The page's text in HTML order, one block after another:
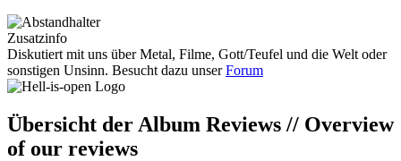
Zusatzinfo
Diskutiert mit uns über Metal, Filme, Gott/Teufel und die Welt oder
sonstigen Unsinn. Besucht dazu unserForum
Übersicht der Album Reviews // Overview
of our reviews